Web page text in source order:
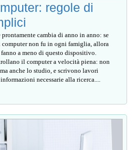
regole di
cambia di anno in anno: se
non fu in ogni famiglia, allora
a meno di questo dispositivo.
il computer a velocità piena: non
anche lo studio, e scrivono lavori
necessarie alla ricerca....